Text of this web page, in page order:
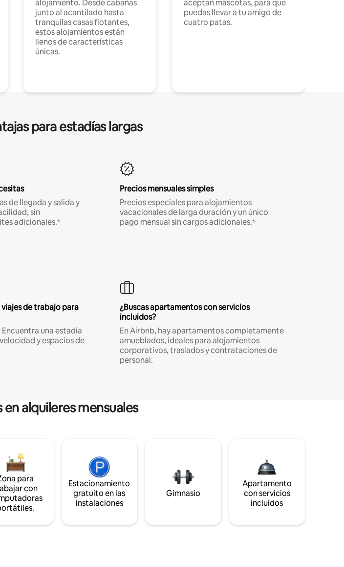
alojamiento. Desde cabañas
junto al acantilado hasta
tranquilas casas flotantes,
estos alojamientos están
llenos de características
únicas.
aceptan mascotas, para que
puedas llevar a tu amigo de
cuatro patas.
para estadías largas
de llegada y salida y
sin
adicionales.*
Precios mensuales simples
Precios especiales para alojamientos
vacacionales de larga duración y un único
pago mensual sin cargos adicionales.*
de trabajo para
una estadía
y espacios de
¿Buscas apartamentos con servicios
incluidos?
En Airbnb, hay apartamentos completamente
amueblados, ideales para alojamientos
corporativos, traslados y contrataciones de
personal.
alquileres mensuales
para
con
Estacionamiento
gratuito en las
instalaciones
Gimnasio
Apartamento
con servicios
incluidos